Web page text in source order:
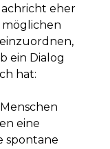
eher
möglichen
ein Dialog
hat:
eine
spontane